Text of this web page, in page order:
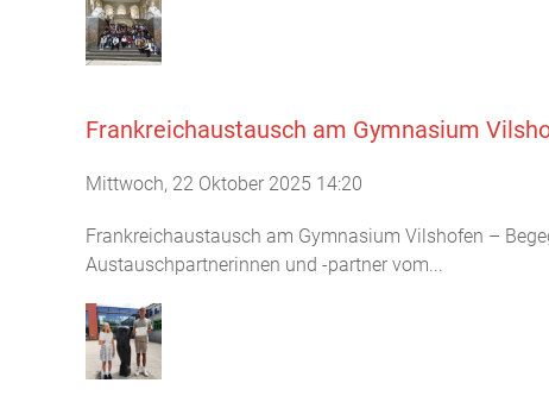
Frankreichaustausch am Gymnasium
Mittwoch, 22 Oktober 2025 14:20
Frankreichaustausch am Gymnasium Vilshofen –
Austauschpartnerinnen und -partner vom...